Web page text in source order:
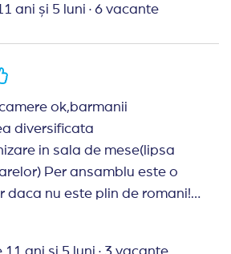
ani și 5 luni · 6 vacante
ok,barmanii
diversificata
in sala de mese(lipsa
Per ansamblu este o
daca nu este plin de romani!
mese ca la nunta,ticsite